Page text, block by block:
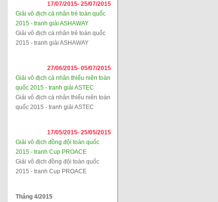
17/07/2015- 25/07/2015
Giải vô địch cá nhân trẻ toàn quốc
2015 - tranh giải ASHAWAY
Giải vô địch cá nhân trẻ toàn quốc
2015 - tranh giải ASHAWAY
27/06/2015- 05/07/2015
Giải vô địch cá nhân thiếu niên toàn
quốc 2015 - tranh giải ASTEC
Giải vô địch cá nhân thiếu niên toàn
quốc 2015 - tranh giải ASTEC
17/05/2015- 25/05/2015
Giải vô địch đồng đội toàn quốc
2015 - tranh Cup PROACE
Giải vô địch đồng đội toàn quốc
2015 - tranh Cup PROACE
Tháng 4/2015